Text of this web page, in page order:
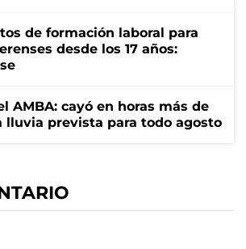
de formación laboral para
desde los 17 años:
AMBA: cayó en horas más de
lluvia prevista para todo agosto